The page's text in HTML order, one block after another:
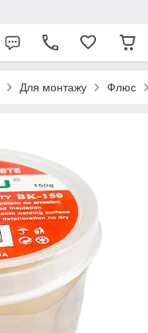
Для монтажу Флюс